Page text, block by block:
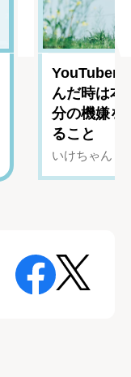
YouTuber
んだ時は
分の機嫌を
ること
いけちゃん（